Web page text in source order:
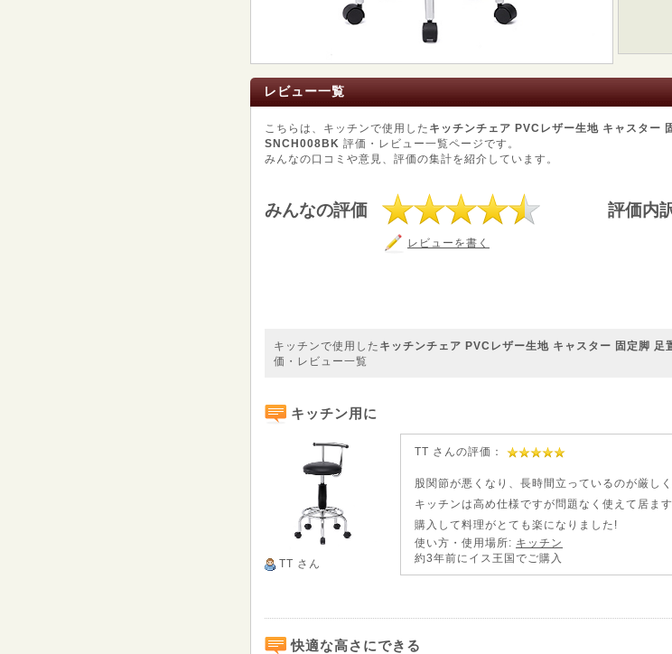
レビュー一覧
こちらは、キッチンで使用した キッチンチェア PVCレザー生地 キャスター
SNCH008BK 評価・レビュー一覧ページです。
みんなの口コミや意見、評価の集計を紹介しています。
みんなの評価
レビューを書く
評価内
キッチンで使用した キッチンチェア PVCレザー生地 キャスター 固定脚
価・レビュー一覧
キッチン用に
TT さん
TT さんの評価：
股関節が悪くなり、長時間立っているのが厳し
キッチンは高め仕様ですが問題なく使えて居ま
購入して料理がとても楽になりました!
使い方・使用場所: キッチン
約3年前にイス王国でご購入
快適な高さにできる